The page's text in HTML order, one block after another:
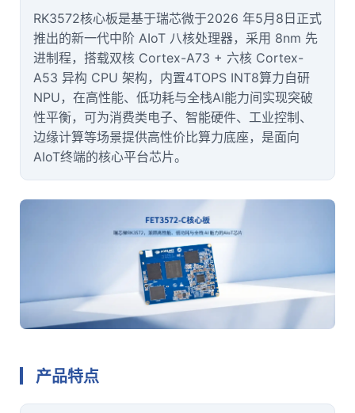
RK3572核心板是基于瑞芯微于2026 年5月8日正式
推出的新一代中阶 AIoT 八核处理器，采用 8nm 先
进制程，搭载双核 Cortex-A73 + 六核 Cortex-
A53 异构 CPU 架构，内置4TOPS INT8算力自研
NPU，在高性能、低功耗与全栈AI能力间实现突破
性平衡，可为消费类电子、智能硬件、工业控制、
边缘计算等场景提供高性价比算力底座，是面向
AIoT终端的核心平台芯片。
产品特点